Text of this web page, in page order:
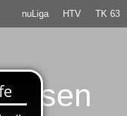
nuLiga HTV TK 63